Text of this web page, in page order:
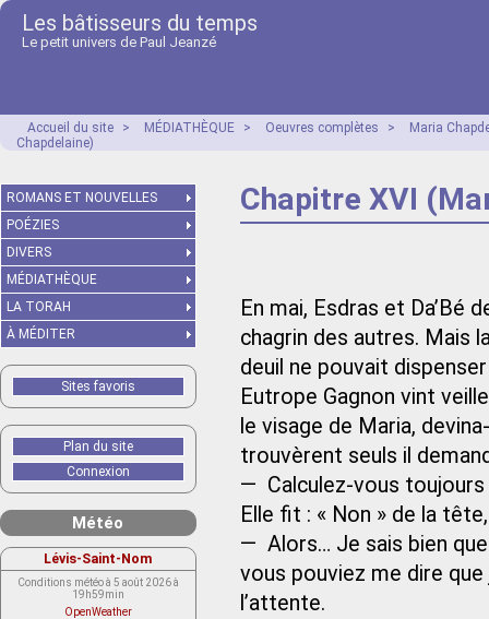
Les bâtisseurs du temps
Le petit univers de Paul Jeanzé
Accueil du site > MÉDIATHÈQUE > Oeuvres complètes >
Maria
Chapdelaine)
Chapitre XVI
En mai, Esdras et Da’Bé
chagrin des autres. Mais
deuil ne pouvait
Eutrope Gagnon vint
le visage de Maria,
trouvèrent seuls il
— Calculez-vous toujours
Elle fit : « Non » de la
— Alors… Je sais bien que
vous pouviez me dire que
l’attente.
ROMANS ET NOUVELLES
POÉZIES
DIVERS
MÉDIATHÈQUE
LA TORAH
À MÉDITER
Sites favoris
Plan du site
Connexion
Météo
Lévis-Saint-Nom
Conditions météo à 5 août 2026 à
19h59min
OpenWeather